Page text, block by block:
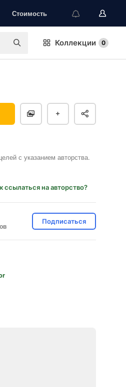
Стоимость
Коллекции 0
с указанием авторства.
ссылаться на авторство?
Подписаться